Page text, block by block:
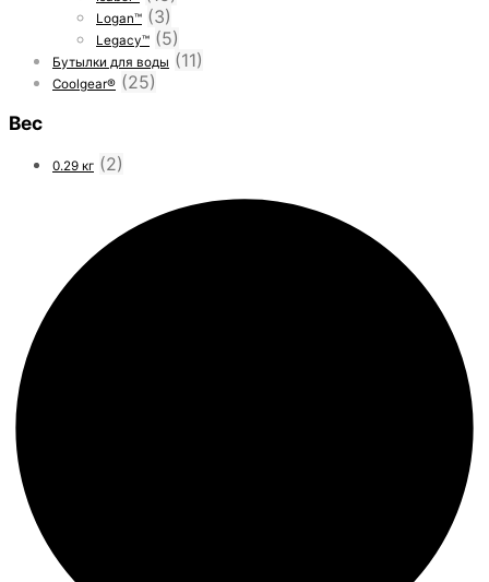
Logan™ (3)
Legacy™ (5)
Бутылки для воды (11)
Coolgear® (25)
Вес
0.29 кг (2)